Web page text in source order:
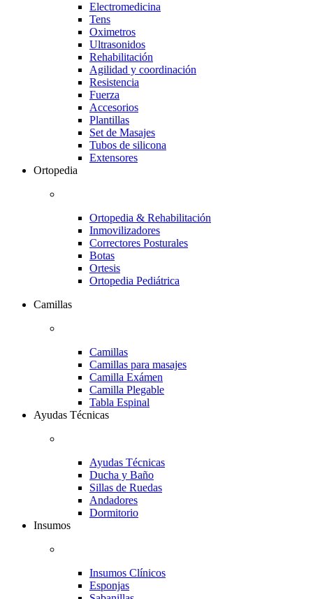
Electromedicina
Tens
Oximetros
Ultrasonidos
Rehabilitación
Agilidad y coordinación
Resistencia
Fuerza
Accesorios
Plantillas
Set de Masajes
Tubos de silicona
Extensores
Ortopedia
Ortopedia & Rehabilitación
Inmovilizadores
Correctores Posturales
Botas
Ortesis
Ortopedia Pediátrica
Camillas
Camillas
Camillas para masajes
Camilla Exámen
Camilla Plegable
Tabla Espinal
Ayudas Técnicas
Ayudas Técnicas
Ducha y Baño
Sillas de Ruedas
Andadores
Dormitorio
Insumos
Insumos Clínicos
Esponjas